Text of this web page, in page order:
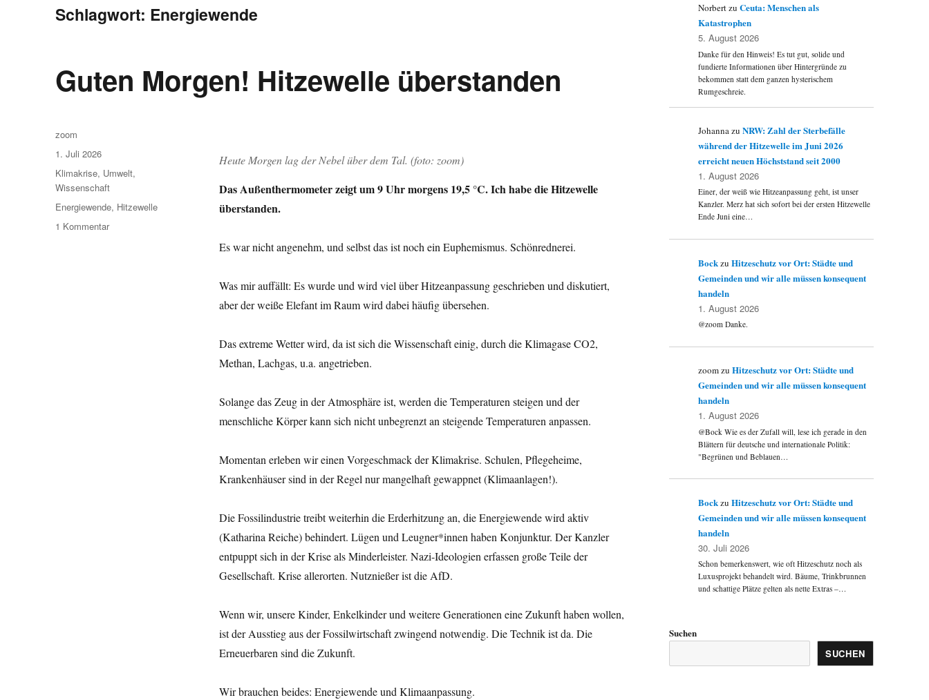
Schlagwort: Energiewende
Guten Morgen! Hitzewelle überstanden
Heute Morgen lag der Nebel über dem Tal. (foto: zoom)
Das Außenthermometer zeigt um 9 Uhr morgens 19,5 °C. Ich habe die Hitzewelle
überstanden.
Es war nicht angenehm, und selbst das ist noch ein Euphemismus. Schönrednerei.
Was mir auffällt: Es wurde und wird viel über Hitzeanpassung geschrieben und diskutiert,
aber der weiße Elefant im Raum wird dabei häufig übersehen.
Das extreme Wetter wird, da ist sich die Wissenschaft einig, durch die Klimagase CO2,
Methan, Lachgas, u.a. angetrieben.
Solange das Zeug in der Atmosphäre ist, werden die Temperaturen steigen und der
menschliche Körper kann sich nicht unbegrenzt an steigende Temperaturen anpassen.
Momentan erleben wir einen Vorgeschmack der Klimakrise. Schulen, Pflegeheime,
Krankenhäuser sind in der Regel nur mangelhaft gewappnet (Klimaanlagen!).
Die Fossilindustrie treibt weiterhin die Erderhitzung an, die Energiewende wird aktiv
(Katharina Reiche) behindert. Lügen und Leugner*innen haben Konjunktur. Der Kanzler
entpuppt sich in der Krise als Minderleister. Nazi-Ideologien erfassen große Teile der
Gesellschaft. Krise allerorten. Nutznießer ist die AfD.
Wenn wir, unsere Kinder, Enkelkinder und weitere Generationen eine Zukunft haben wollen,
ist der Ausstieg aus der Fossilwirtschaft zwingend notwendig. Die Technik ist da. Die
Erneuerbaren sind die Zukunft.
Wir brauchen beides: Energiewende und Klimaanpassung.
Autor
zoom
Veröffentlicht
am
1. Juli 2026
Kategorien
Klimakrise, Umwelt,
Wissenschaft
Schlagwörter
Energiewende, Hitzewelle
1 Kommentarzu
NorbertzuCeuta: Menschen als
Katastrophen
5. August 2026
Danke für den Hinweis! Es tut gut, solide und
fundierte Informationen über Hintergründe zu
bekommen statt dem ganzen hysterischem
Rumgeschreie.
JohannazuNRW: Zahl der Sterbefälle
während der Hitzewelle im Juni 2026
erreicht neuen Höchststand seit 2000
1. August 2026
Einer, der weiß wie Hitzeanpassung geht, ist unser
Kanzler. Merz hat sich sofort bei der ersten Hitzewelle
Ende Juni eine…
BockzuHitzeschutz vor Ort: Städte und
Gemeinden und wir alle müssen konsequent
handeln
1. August 2026
@zoom Danke.
zoomzuHitzeschutz vor Ort: Städte und
Gemeinden und wir alle müssen konsequent
handeln
1. August 2026
@Bock Wie es der Zufall will, lese ich gerade in den
Blättern für deutsche und internationale Politik:
"Begrünen und Beblauen…
BockzuHitzeschutz vor Ort: Städte und
Gemeinden und wir alle müssen konsequent
handeln
30. Juli 2026
Schon bemerkenswert, wie oft Hitzeschutz noch als
Luxusprojekt behandelt wird. Bäume, Trinkbrunnen
und schattige Plätze gelten als nette Extras –…
Suchen
SUCHEN